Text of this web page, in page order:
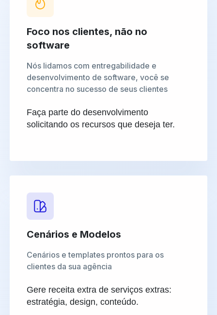
Foco nos clientes, não no
software
Nós lidamos com entregabilidade e
desenvolvimento de software, você se
concentra no sucesso de seus clientes
Faça parte do desenvolvimento
solicitando os recursos que deseja ter.
Cenários e Modelos
Cenários e templates prontos para os
clientes da sua agência
Gere receita extra de serviços extras:
estratégia, design, conteúdo.